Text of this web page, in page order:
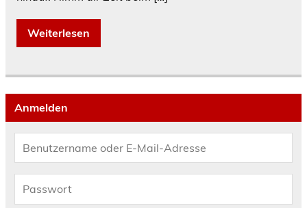
Weiterlesen
Anmelden